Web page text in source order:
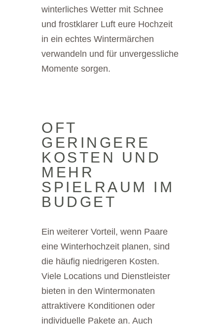
winterliches Wetter mit Schnee
und frostklarer Luft eure Hochzeit
in ein echtes Wintermärchen
verwandeln und für unvergessliche
Momente sorgen.
OFT
GERINGERE
KOSTEN UND
MEHR
SPIELRAUM IM
BUDGET
Ein weiterer Vorteil, wenn Paare
eine Winterhochzeit planen, sind
die häufig niedrigeren Kosten.
Viele Locations und Dienstleister
bieten in den Wintermonaten
attraktivere Konditionen oder
individuelle Pakete an. Auch